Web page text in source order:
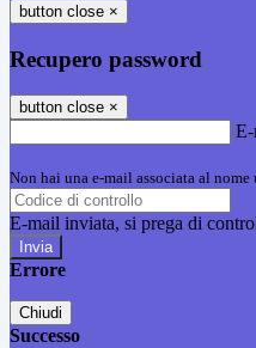
button close ×
Recupero password
button close ×
Non hai una e-mail associata al
E-mail inviata, si prega di
Errore
Chiudi
Successo